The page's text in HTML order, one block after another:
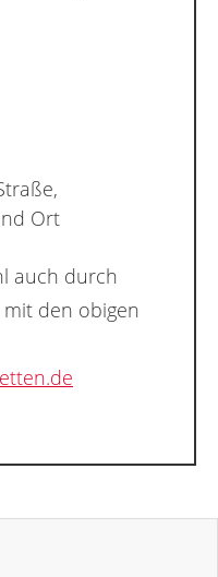
Ort
auch durch
den obigen